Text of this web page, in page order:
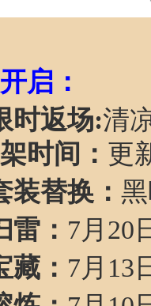
启：
时返场:清
时间： 更
装替换：
雷： 7月20
藏： 7月13